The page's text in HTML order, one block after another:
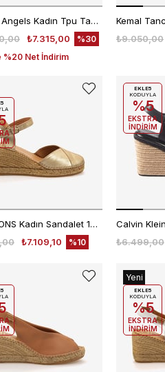
Hawen Angels Kadın Tpu Taban Gri Süet 6 cm Dolgu Topuklu Sandalet 5507
₺7.315,00
%30
%20 Net İndirim
₺9.050,00
TONI PONS Kadın Sandalet 1TONW2025018
₺7.109,10
%10 ₺6.499,00
EKLE5
KODUYLA
%5
EKSTRA
İNDİRİM
Yeni
Ürün
EKLE5
KODUYLA
%5
EKSTRA
İNDİRİM